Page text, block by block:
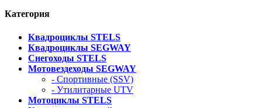
Категория
Квадроциклы STELS
Квадроциклы SEGWAY
Снегоходы STELS
Мотовездеходы SEGWAY
- Спортивные (SSV)
- Утилитарные UTV
Мотоциклы STELS